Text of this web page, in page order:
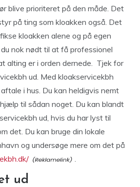
blive prioriteret på den måde. Det
på ting som kloakken også. Det
kloakken alene og på egen
nok nødt til at få professionel
alting er i orden dernede. Tjek for
ud. Med kloakservicekbh
i hus. Du kan heldigvis nemt
til sådan noget. Du kan blandt
ud, hvis du har lyst til
det. Du kan bruge din lokale
og undersøge mere om det på
.
ud